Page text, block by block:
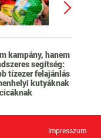
kampány, hanem
segítség:
tízezer felajánlás
kutyáknak
Impresszum